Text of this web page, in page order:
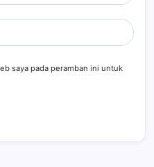
saya pada peramban ini untuk